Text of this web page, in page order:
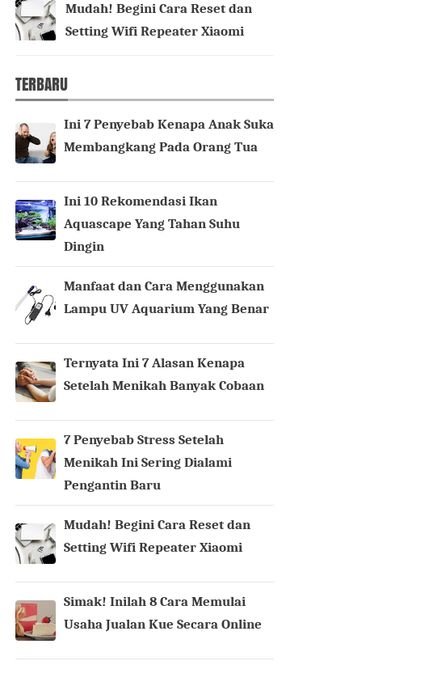
Mudah! Begini Cara Reset dan
Setting Wifi Repeater Xiaomi
TERBARU
Ini 7 Penyebab Kenapa Anak Suka
Membangkang Pada Orang Tua
Ini 10 Rekomendasi Ikan
Aquascape Yang Tahan Suhu
Dingin
Manfaat dan Cara Menggunakan
Lampu UV Aquarium Yang Benar
Ternyata Ini 7 Alasan Kenapa
Setelah Menikah Banyak Cobaan
7 Penyebab Stress Setelah
Menikah Ini Sering Dialami
Pengantin Baru
Mudah! Begini Cara Reset dan
Setting Wifi Repeater Xiaomi
Simak! Inilah 8 Cara Memulai
Usaha Jualan Kue Secara Online